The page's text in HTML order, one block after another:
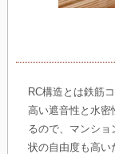
RC構造とは鉄筋
高い遮音性と水密
るので、マンシ
状の自由度も高い